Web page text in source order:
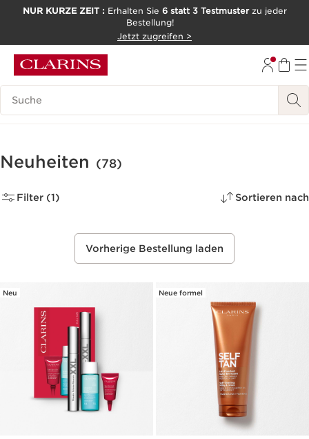
NUR KURZE ZEIT : Erhalten Sie 6 statt 3 Testmusterzu jeder
Bestellung!
Jetzt zugreifen >
Legende suchen
Neuheiten (78)
Filter (1) Sortieren nach
Vorherige Bestellung laden
Neu Neue formel